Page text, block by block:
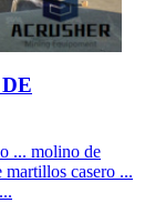
... molino de
casero ...